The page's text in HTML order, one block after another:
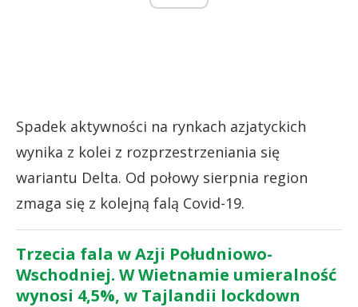
Spadek aktywności na rynkach azjatyckich
wynika z kolei z rozprzestrzeniania się
wariantu Delta. Od połowy sierpnia region
zmaga się z kolejną falą Covid-19.
Trzecia fala w Azji Południowo-
Wschodniej. W Wietnamie umieralność
wynosi 4,5%, w Tajlandii lockdown